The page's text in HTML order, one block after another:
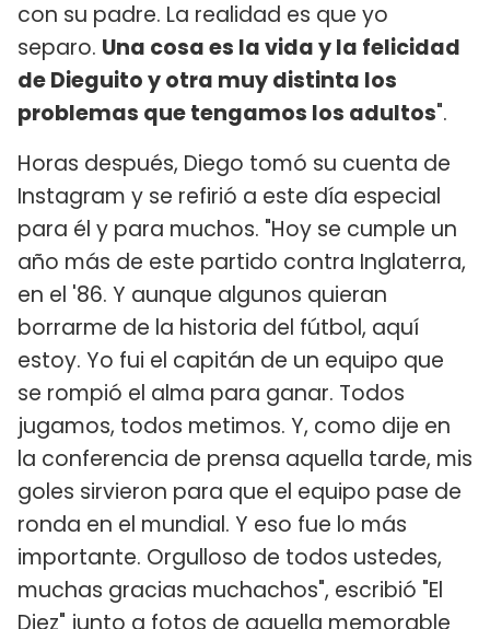
con su padre. La realidad es que yo
separo. Una cosa es la vida y la felicidad
de Dieguito y otra muy distinta los
problemas que tengamos los adultos".
Horas después, Diego tomó su cuenta de
Instagram y se refirió a este día especial
para él y para muchos. "Hoy se cumple un
año más de este partido contra Inglaterra,
en el '86. Y aunque algunos quieran
borrarme de la historia del fútbol, aquí
estoy. Yo fui el capitán de un equipo que
se rompió el alma para ganar. Todos
jugamos, todos metimos. Y, como dije en
la conferencia de prensa aquella tarde, mis
goles sirvieron para que el equipo pase de
ronda en el mundial. Y eso fue lo más
importante. Orgulloso de todos ustedes,
muchas gracias muchachos", escribió "El
Diez" junto a fotos de aquella memorable